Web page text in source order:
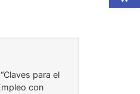
para el
con